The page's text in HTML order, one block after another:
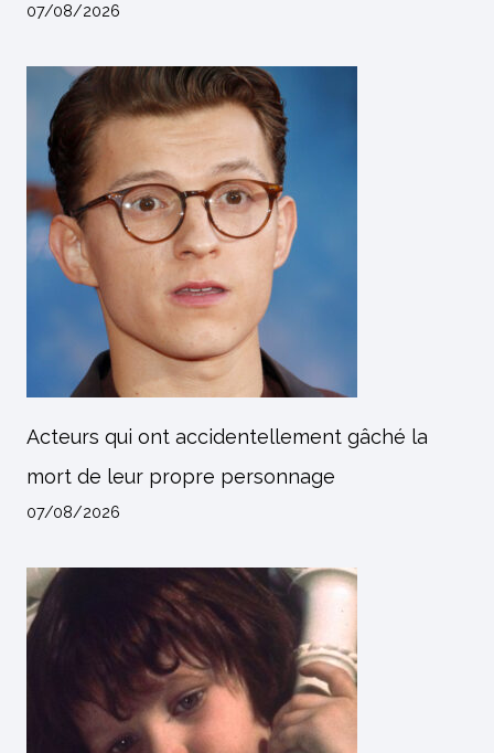
07/08/2026
Acteurs qui ont accidentellement gâché la
mort de leur propre personnage
07/08/2026